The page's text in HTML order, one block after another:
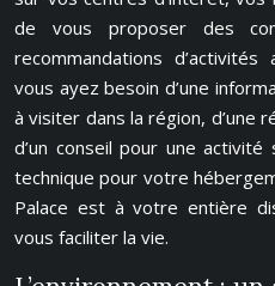
de vous proposer des
recommandations
vous ayez besoin d’une
à visiter dans la région, d’une
d’un conseil pour une activité
technique pour votre
Palace est à votre entière
vous faciliter la vie.